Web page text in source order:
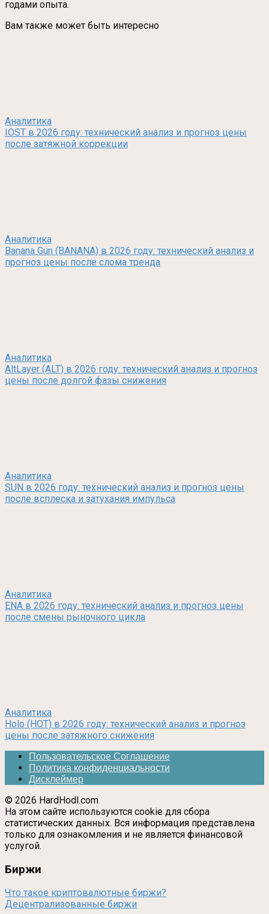
годами опыта.
Вам также может быть интересно
Аналитика
IOST в 2026 году: технический анализ и прогноз цены
после затяжной коррекции
Аналитика
Banana Gun (BANANA) в 2026 году: технический анализ и
прогноз цены после слома тренда
Аналитика
AltLayer (ALT) в 2026 году: технический анализ и прогноз
цены после долгой фазы снижения
Аналитика
SUN в 2026 году: технический анализ и прогноз цены
после всплеска и затухания импульса
Аналитика
ENA в 2026 году: технический анализ и прогноз цены
после смены рыночного цикла
Аналитика
Holo (HOT) в 2026 году: технический анализ и прогноз
цены после затяжного снижения
Пользовательское Соглашение
Политика конфиденциальности
Дисклеймер
© 2026 HardHodl.com
На этом сайте используются cookie для сбора
статистических данных. Вся информация представлена
только для ознакомления и не является финансовой
услугой.
Биржи
Что такое криптовалютные биржи?
Децентрализованные биржи